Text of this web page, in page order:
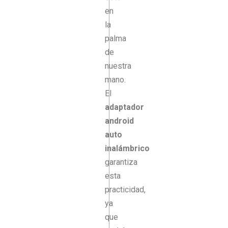
en
la
palma
de
nuestra
mano.
El
adaptador
android
auto
inalámbrico
garantiza
esta
practicidad,
ya
que